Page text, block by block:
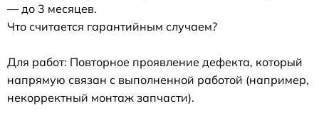
— до 3 месяцев.
Что считается гарантийным случаем?
Для работ: Повторное проявление дефекта, который
напрямую связан с выполненной работой (например,
некорректный монтаж запчасти).